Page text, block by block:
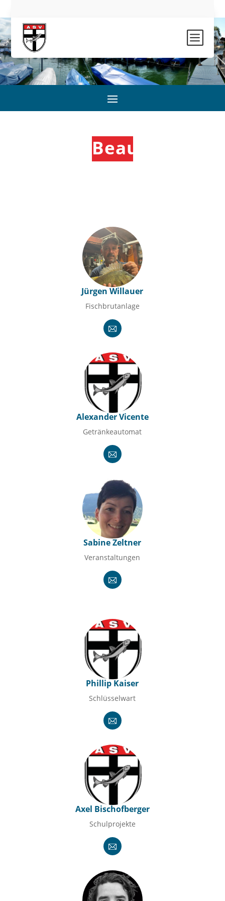
b
Beauftragte
Jürgen Willauer
Fischbrutanlage
Alexander Vicente
Getränkeautomat
Sabine Zeltner
Veranstaltungen
Phillip Kaiser
Schlüsselwart
Axel Bischofberger
Schulprojekte